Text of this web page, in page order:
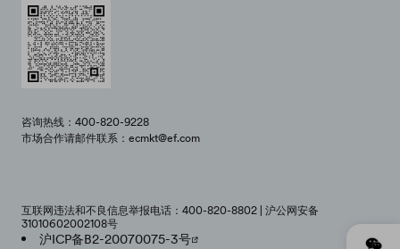
咨询热线：400-820-9228
市场合作请邮件联系：ecmkt@ef.com
互联网违法和不良信息举报电话：400-820-8802 | 沪公网安备
31010602002108号
沪ICP备B2-20070075-3号